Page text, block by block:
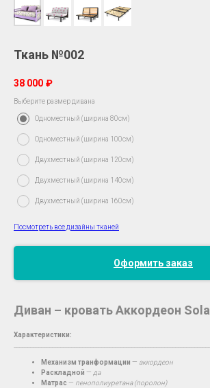
Ткань №002
38 000 ₽
Выберите размер дивана
Одноместный (ширина 80см)
Одноместный (ширина 100см)
Двухместный (ширина 120см)
Двухместный (ширина 140см)
Двухместный (ширина 160см)
Посмотреть все дизайны тканей
Оформить заказ
Диван – кровать Аккордеон Sola
Характеристики:
Механизм транформации — аккордеон
Раскладной — да
Матрас — пенополиуретана (поролон)